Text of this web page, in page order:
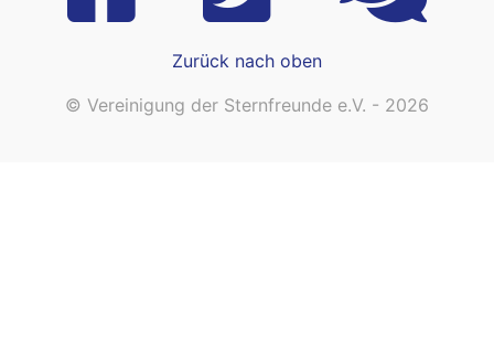
Zurück nach oben
© Vereinigung der Sternfreunde e.V. - 2026